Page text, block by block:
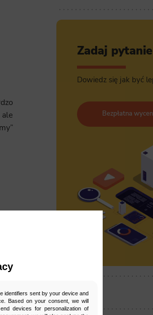
identifiers sent by your device and
Based on your consent, we will
devices for personalization of
Zadaj
Dowiedz się jak być
Bezpłatna
Udostępnij: